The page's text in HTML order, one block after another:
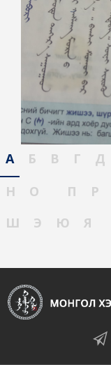
А Б В Г Д
Н
О П Р
Ш
Э Ю Я